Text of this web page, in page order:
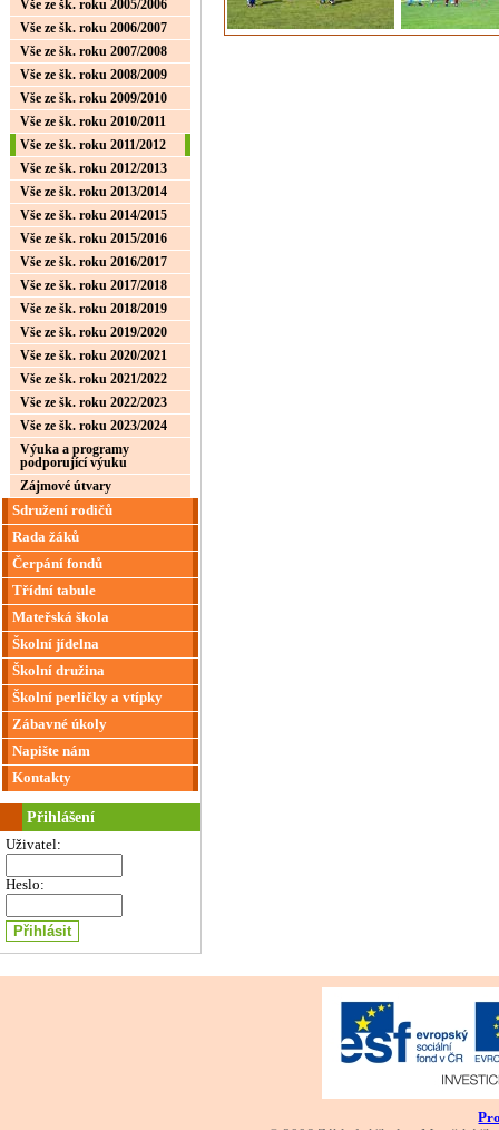
Vše ze šk. roku 2005/2006
Vše ze šk. roku 2006/2007
Vše ze šk. roku 2007/2008
Vše ze šk. roku 2008/2009
Vše ze šk. roku 2009/2010
Vše ze šk. roku 2010/2011
Vše ze šk. roku 2011/2012
Vše ze šk. roku 2012/2013
Vše ze šk. roku 2013/2014
Vše ze šk. roku 2014/2015
Vše ze šk. roku 2015/2016
Vše ze šk. roku 2016/2017
Vše ze šk. roku 2017/2018
Vše ze šk. roku 2018/2019
Vše ze šk. roku 2019/2020
Vše ze šk. roku 2020/2021
Vše ze šk. roku 2021/2022
Vše ze šk. roku 2022/2023
Vše ze šk. roku 2023/2024
Výuka a programy
podporující výuku
Zájmové útvary
Sdružení rodičů
Rada žáků
Čerpání fondů
Třídní tabule
Mateřská škola
Školní jídelna
Školní družina
Školní perličky a vtípky
Zábavné úkoly
Napište nám
Kontakty
Přihlášení
Uživatel:
Heslo: